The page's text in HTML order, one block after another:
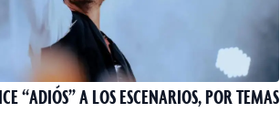
“ADIÓS” A LOS ESCENARIOS, POR TEMAS